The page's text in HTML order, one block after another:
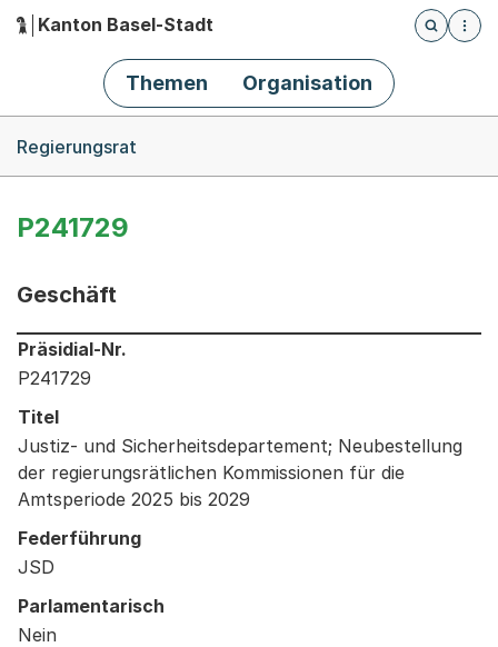
Hauptnavigation
Kanton Basel-Stadt
Öffnet
Themen Organisation
Regierungsrat
P241729
Geschäft
Informationen zum Ausgewählten Geschäft
Präsidial-Nr.
P241729
Titel
Justiz- und Sicherheitsdepartement; Neubestellung
der regierungsrätlichen Kommissionen für die
Amtsperiode 2025 bis 2029
Federführung
JSD
Parlamentarisch
Nein